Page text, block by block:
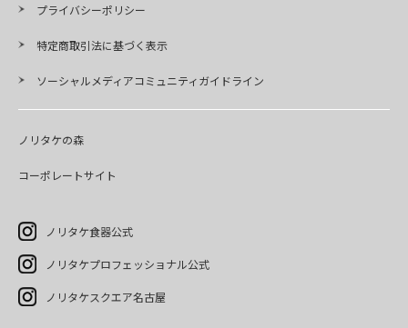
プライバシーポリシー
特定商取引法に基づく表示
ソーシャルメディアコミュニティガイドライン
ノリタケの森
コーポレートサイト
ノリタケ食器公式
ノリタケプロフェッショナル公式
ノリタケスクエア名古屋